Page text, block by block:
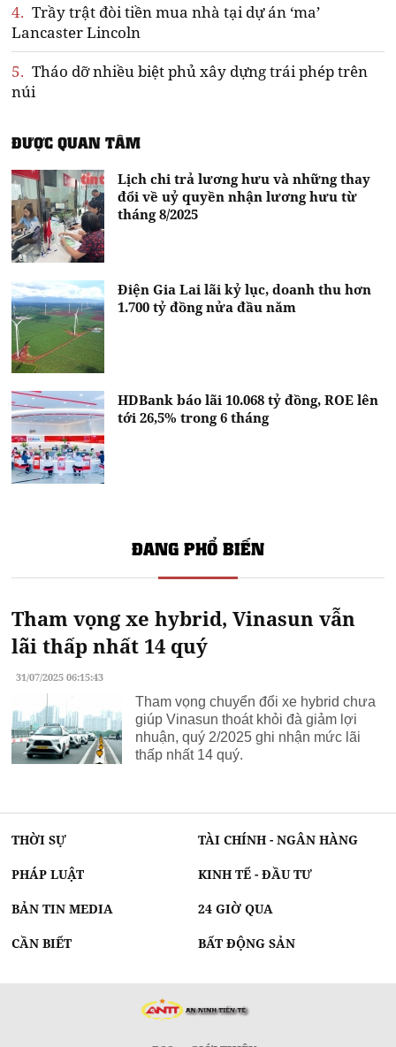
4. Trầy trật đòi tiền mua nhà tại dự án ‘ma’
Lancaster Lincoln
5. Tháo dỡ nhiều biệt phủ xây dựng trái phép trên
núi
ĐƯỢC QUAN TÂM
Lịch chi trả lương hưu và những thay
đổi về uỷ quyền nhận lương hưu từ
tháng 8/2025
Điện Gia Lai lãi kỷ lục, doanh thu hơn
1.700 tỷ đồng nửa đầu năm
HDBank báo lãi 10.068 tỷ đồng, ROE lên
tới 26,5% trong 6 tháng
ĐANG PHỔ BIẾN
Tham vọng xe hybrid, Vinasun vẫn
lãi thấp nhất 14 quý
31/07/2025 06:15:43
Tham vọng chuyển đổi xe hybrid chưa
giúp Vinasun thoát khỏi đà giảm lợi
nhuận, quý 2/2025 ghi nhận mức lãi
thấp nhất 14 quý.
THỜI SỰ TÀI CHÍNH - NGÂN HÀNG
PHÁP LUẬT KINH TẾ - ĐẦU TƯ
BẢN TIN MEDIA 24 GIỜ QUA
CẦN BIẾT BẤT ĐỘNG SẢN